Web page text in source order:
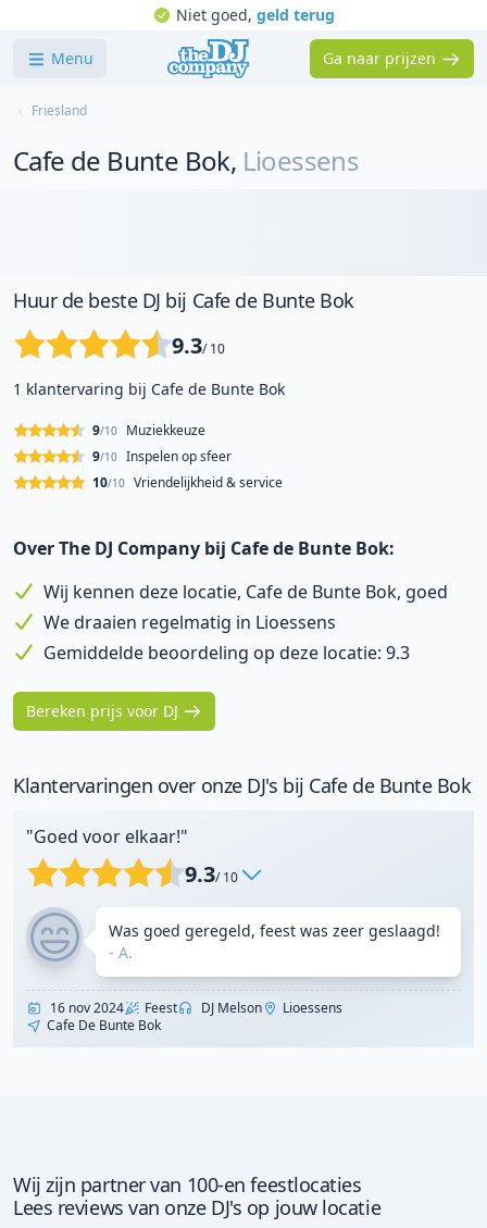
Niet goed, geld terug
Menu Ga naar prijzen
Friesland
Cafe de Bunte Bok, Lioessens
Huur de beste DJ bij Cafe de Bunte Bok
9.3/ 10
1 klantervaring bij Cafe de Bunte Bok
Muziekkeuze
9/10
Inspelen op sfeer
9/10
Vriendelijkheid & service
10/10
Over The DJ Company bij Cafe de Bunte Bok:
Wij kennen deze locatie, Cafe de Bunte Bok, goed
We draaien regelmatig in Lioessens
Gemiddelde beoordeling op deze locatie: 9.3
Bereken prijs voor DJ
Klantervaringen over onze DJ's bij Cafe de Bunte Bok
"Goed voor elkaar!"
9.3/ 10
Was goed geregeld, feest was zeer geslaagd!
- A.
16 nov 2024 Feest DJ Melson
Lioessens
Cafe De Bunte Bok
Wij zijn partner van 100-en feestlocaties
Lees reviews van onze DJ's op jouw locatie